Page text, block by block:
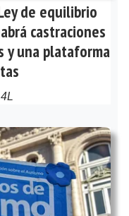
de equilibrio
castraciones
y una plataforma